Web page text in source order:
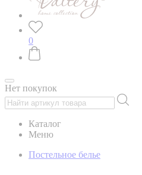
0
Нет покупок
Каталог
Меню
Постельное белье